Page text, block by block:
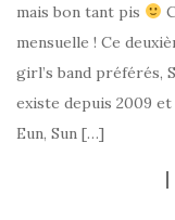
mais bon tant pis
mensuelle ! Ce
girl’s band préférés,
existe depuis 2009
Eun, Sun […]